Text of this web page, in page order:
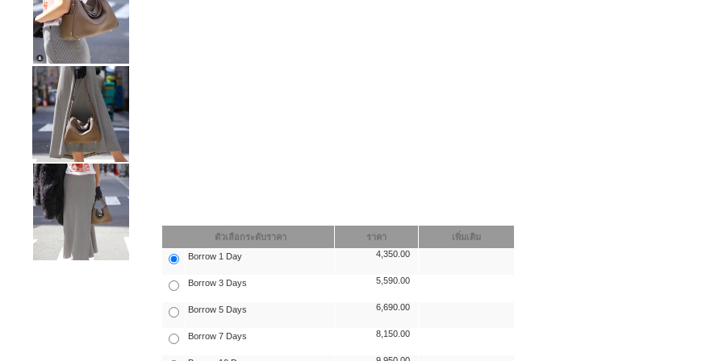
ตัวเลือกระดับราคา ราคา
เพิ่มเติม
Borrow 1 Day
4,350.00
Borrow 3 Days 5,590.00
Borrow 5 Days 6,690.00
Borrow 7 Days 8,150.00